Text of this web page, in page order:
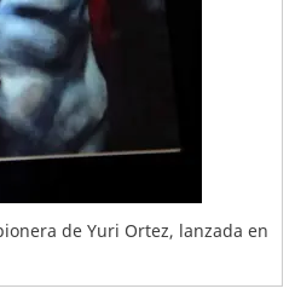
de Yuri Ortez, lanzada en